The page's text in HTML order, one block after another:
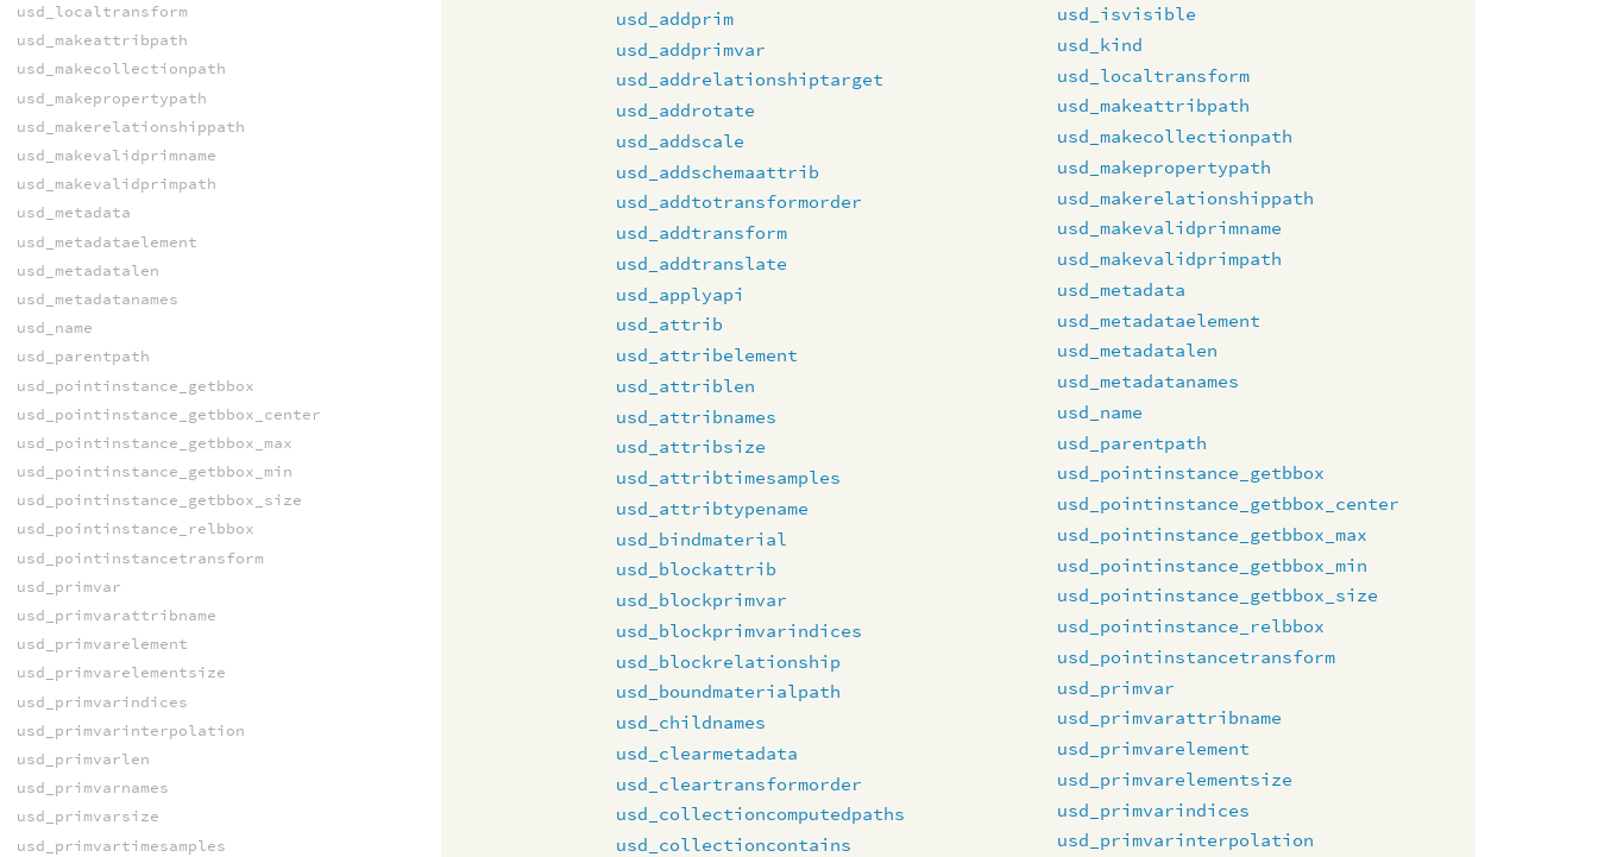
usd_addprim
usd_addprimvar
usd_addrelationshiptarget
usd_addrotate
usd_addscale
usd_addschemaattrib
usd_addtotransformorder
usd_addtransform
usd_addtranslate
usd_applyapi
usd_attrib
usd_attribelement
usd_attriblen
usd_attribnames
usd_attribsize
usd_attribtimesamples
usd_attribtypename
usd_bindmaterial
usd_blockattrib
usd_blockprimvar
usd_blockprimvarindices
usd_blockrelationship
usd_boundmaterialpath
usd_childnames
usd_clearmetadata
usd_cleartransformorder
usd_collectioncomputedpaths
usd_collectioncontains
usd_isvisible
usd_kind
usd_localtransform
usd_makeattribpath
usd_makecollectionpath
usd_makepropertypath
usd_makerelationshippath
usd_makevalidprimname
usd_makevalidprimpath
usd_metadata
usd_metadataelement
usd_metadatalen
usd_metadatanames
usd_name
usd_parentpath
usd_pointinstance_getbbox
usd_pointinstance_getbbox_center
usd_pointinstance_getbbox_max
usd_pointinstance_getbbox_min
usd_pointinstance_getbbox_size
usd_pointinstance_relbbox
usd_pointinstancetransform
usd_primvar
usd_primvarattribname
usd_primvarelement
usd_primvarelementsize
usd_primvarindices
usd_primvarinterpolation
usd_localtransform
usd_makeattribpath
usd_makecollectionpath
usd_makepropertypath
usd_makerelationshippath
usd_makevalidprimname
usd_makevalidprimpath
usd_metadata
usd_metadataelement
usd_metadatalen
usd_metadatanames
usd_name
usd_parentpath
usd_pointinstance_getbbox
usd_pointinstance_getbbox_center
usd_pointinstance_getbbox_max
usd_pointinstance_getbbox_min
usd_pointinstance_getbbox_size
usd_pointinstance_relbbox
usd_pointinstancetransform
usd_primvar
usd_primvarattribname
usd_primvarelement
usd_primvarelementsize
usd_primvarindices
usd_primvarinterpolation
usd_primvarlen
usd_primvarnames
usd_primvarsize
usd_primvartimesamples